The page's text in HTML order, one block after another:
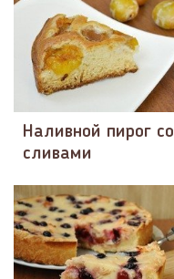
Наливной пирог со
сливами